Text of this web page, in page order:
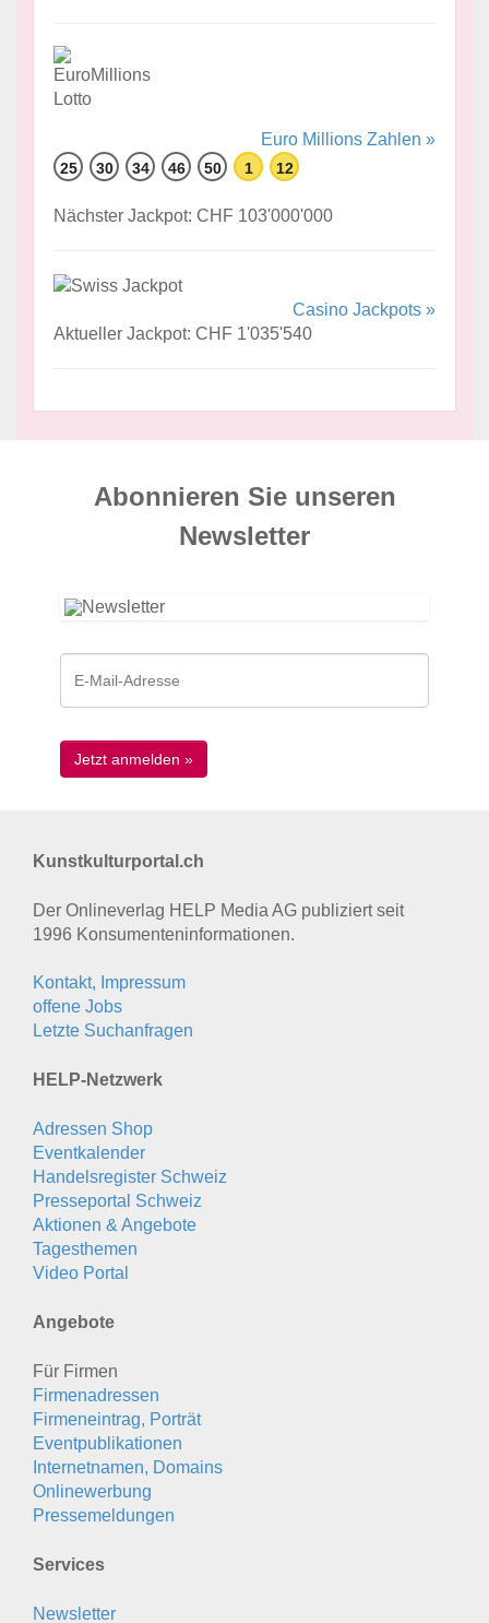
Euro Millions Zahlen »
25 30 34 46 50 1 12
Nächster Jackpot: CHF 103'000'000
Casino Jackpots »
Aktueller Jackpot: CHF 1'035'540
Abonnieren Sie unseren
News­letter
Kunstkulturportal.ch
Der Onlineverlag HELP Media AG publiziert seit
1996 Konsumenten­informationen.
Kontakt, Impressum
offene Jobs
Letzte Suchanfragen
HELP-Netzwerk
Adressen Shop
Eventkalender
Handelsregister Schweiz
Presseportal Schweiz
Aktionen & Angebote
Tagesthemen
Video Portal
Angebote
Für Firmen
Firmenadressen
Firmeneintrag, Porträt
Eventpublikationen
Internetnamen, Domains
Onlinewerbung
Pressemeldungen
Services
Newsletter